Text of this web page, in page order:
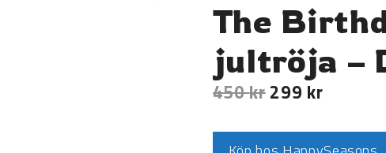
The
jultröja –
450kr299 kr